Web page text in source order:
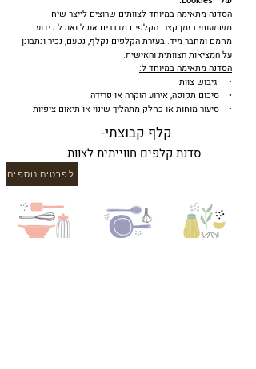
הסדנה מתאימה במיוחד לצוותים שרוצים לייצר שיח
משמעותי בזמן קצר. הקלפים מדברים אוכל ואוכל כידוע
מחמם ומחבר מיד. בעזרת הקלפים נקלף, נטעם, נכיר ונתבונן
על המציאות הצוותית והאישית.
הסדנה מתאימה במיוחד ל:
• גיבוש צוות
• סיכום תקופה, אירוע הוקרה או פרידה
• סיעור מוחות או כחלק מתהליך שינוי או תיאום ציפיות
קלף קבוצתי-
סדנת קלפים חווייתית לצוות
לפרטים נוספים